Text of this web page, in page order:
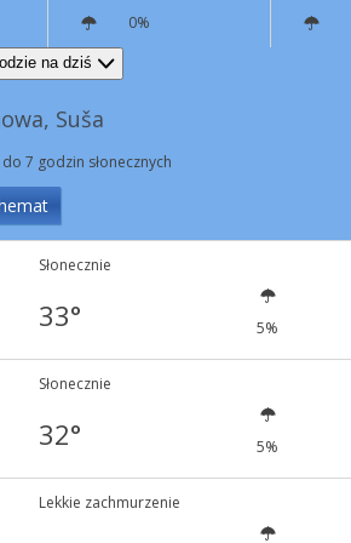
0%
na dziś
Suša
7 godzin słonecznych
Słonecznie
33° 5%
Słonecznie
32° 5%
Lekkie zachmurzenie